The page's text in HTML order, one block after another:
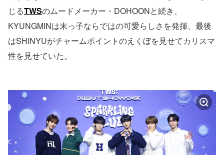
じるTWSのムードメーカー・DOHOONと続き、
KYUNGMINは末っ子ならではの可愛らしさを発揮、最後
はSHINYUがチャームポイントのえくぼを見せてカリスマ
性を見せていた。